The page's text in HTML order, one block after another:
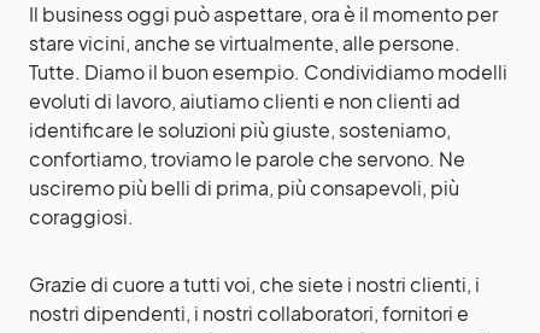
Il business oggi può aspettare, ora è il momento per
stare vicini, anche se virtualmente, alle persone.
Tutte. Diamo il buon esempio. Condividiamo modelli
evoluti di lavoro, aiutiamo clienti e non clienti ad
identificare le soluzioni più giuste, sosteniamo,
confortiamo, troviamo le parole che servono. Ne
usciremo più belli di prima, più consapevoli, più
coraggiosi.
Grazie di cuore a tutti voi, che siete i nostri clienti, i
nostri dipendenti, i nostri collaboratori, fornitori e